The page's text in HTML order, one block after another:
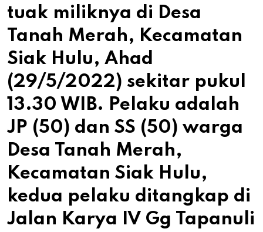
tuak miliknya di Desa
Tanah Merah, Kecamatan
Siak Hulu, Ahad
(29/5/2022) sekitar pukul
13.30 WIB. Pelaku adalah
JP (50) dan SS (50) warga
Desa Tanah Merah,
Kecamatan Siak Hulu,
kedua pelaku ditangkap di
Jalan Karya IV Gg Tapanuli